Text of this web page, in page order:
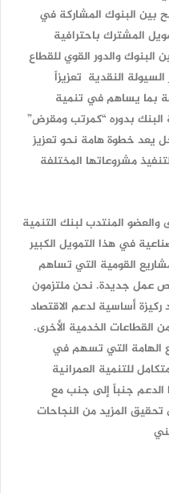
بين البنوك المشاركة في
المشترك باحترافية
والدور القوي للقطاع
النقدية تعزيزاً
بما يساهم في تنمية
البنك بدوره “كمرتب ومقرض”
يعد خطوة هامة نحو تعزيز
مشروعاتها المختلفة
المنتدب لبنك التنمية
في هذا التمويل الكبير
القومية التي تساهم
عمل جديدة. نحن ملتزمون
أساسية لدعم الاقتصاد
القطاعات الخدمية الأخرى.
الهامة التي تسهم في
للتنمية العمرانية
الدعم جنباً إلى جنب مع
تحقيق المزيد من النجاحات